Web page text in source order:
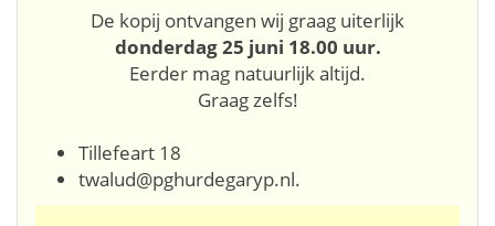
De kopij ontvangen wij graag uiterlijk
donderdag 25 juni 18.00 uur.
Eerder mag natuurlijk altijd.
Graag zelfs!
Tillefeart 18
twalud@pghurdegaryp.nl.